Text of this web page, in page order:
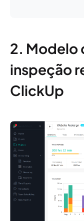
2. Modelo
inspeção
ClickUp